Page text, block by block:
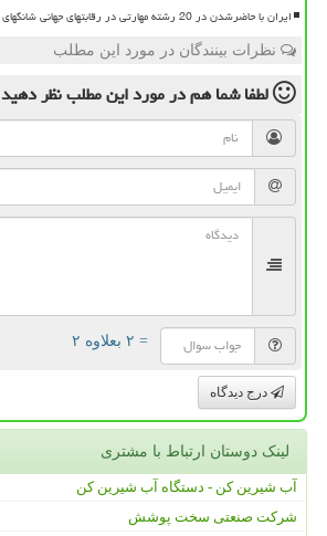
ایران با حاضرشدن در 20 رشته مهارتی در رقابتهای جهانی شانگهای شرکت می کند
نظرات بینندگان در مورد این مطلب
لطفا شما همدر مورد این مطلبنظر دهید
= ۲ بعلاوه ۲
درج دیدگاه
لینک دوستان ارتباط با مشتری
آب شیرین کن - دستگاه آب شیرین کن
شرکت صنعتی سخت پوشش